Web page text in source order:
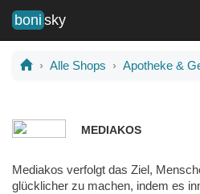
boni sky
Alle Shops Apotheke &
MEDIAKOS
Mediakos verfolgt das Ziel,
glücklicher zu machen, indem es